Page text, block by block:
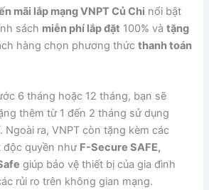
mãi lắp mạng VNPT Củ Chi nổi bật
sách miễn phí lắp đặt 100% vàtặng
hàng chọn phương thứcthanh toán
6 tháng hoặc 12 tháng, bạn sẽ
thêm từ 1 đến 2 tháng sử dụng
Ngoài ra, VNPT còn tặng kèm các
độc quyền như F-Secure SAFE,
giúp bảo vệ thiết bị của gia đình
rủi ro trên không gian mạng.